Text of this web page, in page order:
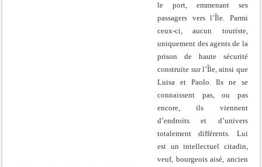
le port, emmenant ses
passagers vers l’Île. Parmi
ceux-ci, aucun touriste,
uniquement des agents de la
prison de haute sécurité
construite sur l’Île, ainsi que
Luisa et Paolo. Ils ne se
connaissent pas, ou pas
encore, ils viennent
d’endroits et d’univers
totalement différents. Lui
est un intellectuel citadin,
veuf, bourgeois aisé, ancien